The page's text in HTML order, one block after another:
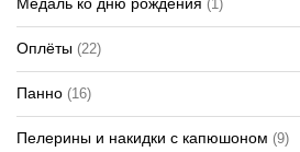
(1)
Оплёты (22)
Панно (16)
Пелерины и накидки с капюшоном (9)